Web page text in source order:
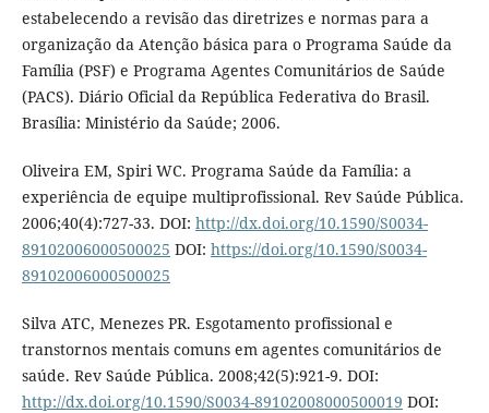
estabelecendo a revisão das diretrizes e normas para a
organização da Atenção básica para o Programa Saúde da
Família (PSF) e Programa Agentes Comunitários de Saúde
(PACS). Diário Oficial da República Federativa do Brasil.
Brasília: Ministério da Saúde; 2006.
Oliveira EM, Spiri WC. Programa Saúde da Família: a
experiência de equipe multiprofissional. Rev Saúde Pública.
2006;40(4):727-33. DOI: http://dx.doi.org/10.1590/S0034-
89102006000500025 DOI: https://doi.org/10.1590/S0034-
89102006000500025
Silva ATC, Menezes PR. Esgotamento profissional e
transtornos mentais comuns em agentes comunitários de
saúde. Rev Saúde Pública. 2008;42(5):921-9. DOI:
http://dx.doi.org/10.1590/S0034-89102008000500019 DOI: